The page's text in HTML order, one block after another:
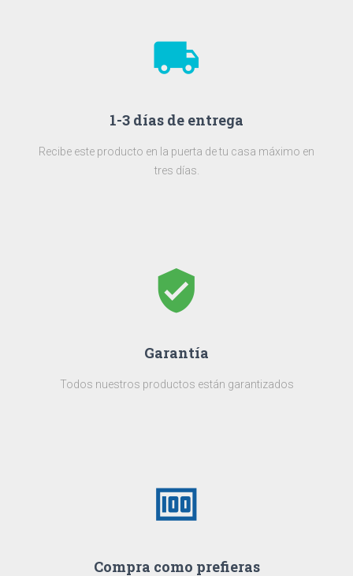
local_shipping
1-3 días de entrega
Recibe este producto en la puerta de tu casa máximo en
tres días.
verified_user
Garantía
Todos nuestros productos están garantizados
money
Compra como prefieras